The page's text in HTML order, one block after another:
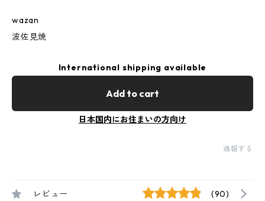
wazan
波佐見焼
International shipping available
Add to cart
日本国内にお住まいの方向け
通報する
レビュー (90)